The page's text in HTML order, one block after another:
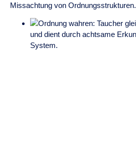
Missachtung von Ordnungsstrukturen.